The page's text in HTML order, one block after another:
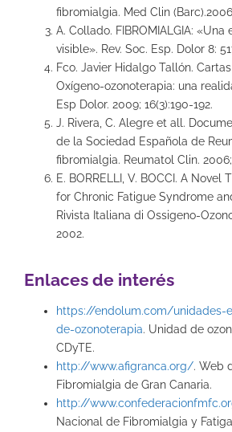
fibromialgia. Med Clin
A. Collado. FIBROMIALGIA:
visible». Rev. Soc. Esp. Dolor 8:
Fco. Javier Hidalgo Tallón.
Oxígeno-ozonoterapia: una
Esp Dolor. 2009; 16(3):190-192.
J. Rivera, C. Alegre et all.
de la Sociedad Española de
fibromialgia. Reumatol Clin.
E. BORRELLI, V. BOCCI. A
for Chronic Fatigue Syndrome
Rivista Italiana di Ossigeno-
2002.
Enlaces de interés
https://endolum.com/unidades-
de-ozonoterapia. Unidad de
CDyTE.
http://www.afigranca.org/. Web
Fibromialgia de Gran Canaria.
http://
Nacional de Fibromialgia y